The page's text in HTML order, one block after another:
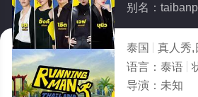
别名：
泰国 真人秀,
语言： 泰语
导演： 未知